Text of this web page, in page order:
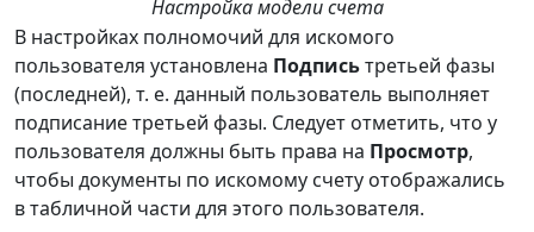
Настройка модели счета
В настройках полномочий для искомого
пользователя установлена Подписьтретьей фазы
(последней), т. е. данный пользователь выполняет
подписание третьей фазы. Следует отметить, что у
пользователя должны быть права на Просмотр,
чтобы документы по искомому счету отображались
в табличной части для этого пользователя.